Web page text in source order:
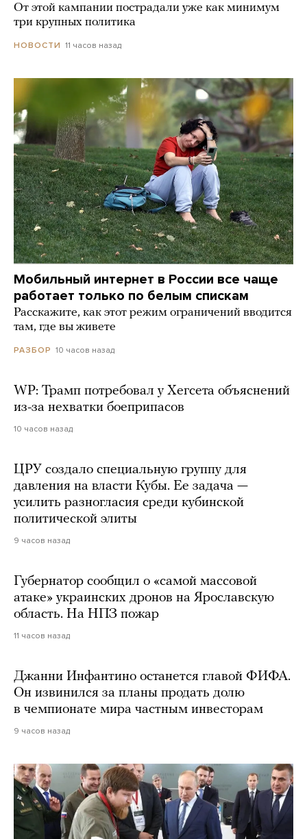
От этой кампании пострадали уже как минимум
три крупных политика
НОВОСТИ 11 часов назад
Мобильный интернет в России все чаще
работает только по белым спискам
Расскажите, как этот режим ограничений вводится
там, где вы живете
РАЗБОР 10 часов назад
WP: Трамп потребовал у Хегсета объяснений
из-за нехватки боеприпасов
10 часов назад
ЦРУ создало специальную группу для
давления на власти Кубы. Ее задача —
усилить разногласия среди кубинской
политической элиты
9 часов назад
Губернатор сообщил о «самой массовой
атаке» украинских дронов на Ярославскую
область. На НПЗ пожар
11 часов назад
Джанни Инфантино останется главой ФИФА.
Он извинился за планы продать долю
в чемпионате мира частным инвесторам
9 часов назад